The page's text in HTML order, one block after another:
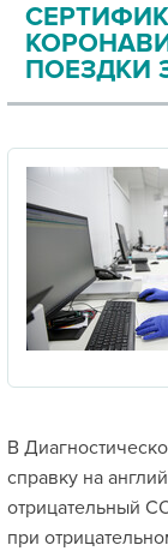
ПРАВОВАЯ
ПОЕЗДКИ
В
справку на
отрицательный
при